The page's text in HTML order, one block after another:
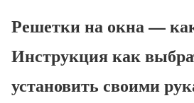
Решетки на окна —
Инструкция как
установить своими